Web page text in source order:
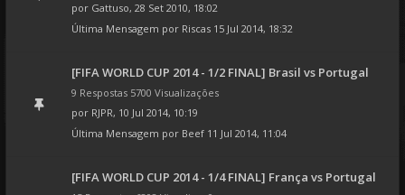
por Gattuso, 28 Set 2010, 18:02
Última Mensagem por Riscas 15 Jul 2014, 18:32
[FIFA WORLD CUP 2014 - 1/2 FINAL] Brasil vs Portugal
9 Respostas 5700 Visualizações
por RJPR, 10 Jul 2014, 10:19
Última Mensagem por Beef 11 Jul 2014, 11:04
[FIFA WORLD CUP 2014 - 1/4 FINAL] França vs Portugal